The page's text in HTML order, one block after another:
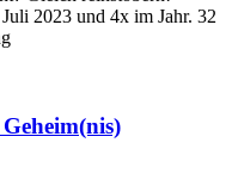
2023 und 4x im Jahr. 32